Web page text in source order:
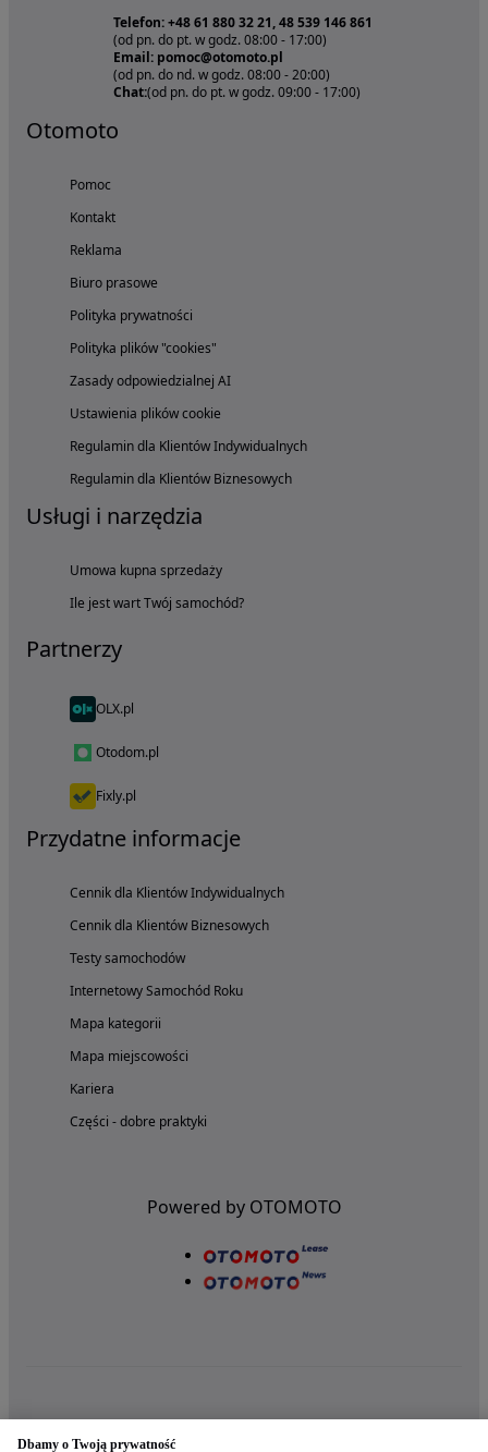
Telefon: +48 61 880 32 21, 48 539 146 861
(od pn. do pt. w godz. 08:00 - 17:00)
Email: pomoc@otomoto.pl
(od pn. do nd. w godz. 08:00 - 20:00)
Chat:(od pn. do pt. w godz. 09:00 - 17:00)
Otomoto
Pomoc
Kontakt
Reklama
Biuro prasowe
Polityka prywatności
Polityka plików "cookies"
Zasady odpowiedzialnej AI
Ustawienia plików cookie
Regulamin dla Klientów Indywidualnych
Regulamin dla Klientów Biznesowych
Usługi i narzędzia
Umowa kupna sprzedaży
Ile jest wart Twój samochód?
Partnerzy
OLX.pl
Otodom.pl
Fixly.pl
Przydatne informacje
Cennik dla Klientów Indywidualnych
Cennik dla Klientów Biznesowych
Testy samochodów
Internetowy Samochód Roku
Mapa kategorii
Mapa miejscowości
Kariera
Części - dobre praktyki
Powered by OTOMOTO
Dbamy o Twoją prywatność